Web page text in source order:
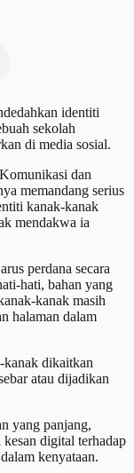
identiti
sekolah
di media sosial.
dan
memandang serius
kanak-kanak
mendakwa ia
perdana secara
hati, bahan yang
kanak masih
halaman dalam
kanak dikaitkan
atau dijadikan
yang panjang,
digital terhadap
kenyataan.